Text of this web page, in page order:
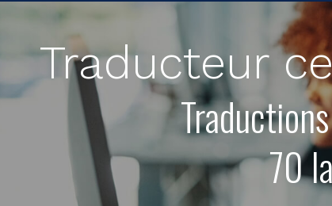
Traducteur
70